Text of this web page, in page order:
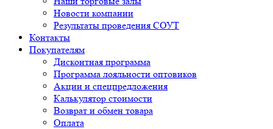
Новости компании
Результаты проведения СОУТ
Контакты
Покупателям
Дисконтная программа
Программа лояльности оптовиков
Акции и спецпредложения
Калькулятор стоимости
Возврат и обмен товара
Оплата